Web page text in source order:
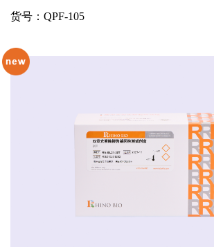
货号：QPF-105